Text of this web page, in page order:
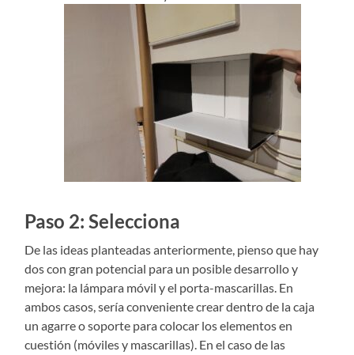
Paso 2: Selecciona
De las ideas planteadas anteriormente, pienso que hay
dos con gran potencial para un posible desarrollo y
mejora: la lámpara móvil y el porta-mascarillas. En
ambos casos, sería conveniente crear dentro de la caja
un agarre o soporte para colocar los elementos en
cuestión (móviles y mascarillas). En el caso de las